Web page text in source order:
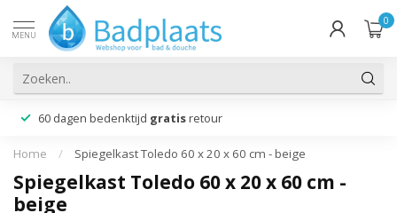
MENU
0
60 dagen bedenktijd gratis retour
Home / Spiegelkast Toledo 60 x 20 x 60 cm - beige
Spiegelkast Toledo 60 x 20 x 60 cm -
beige